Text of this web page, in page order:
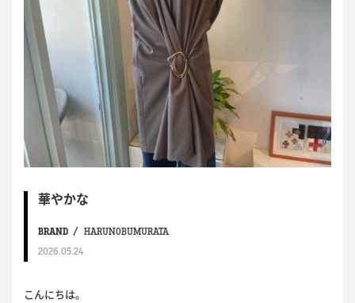
華やかな
BRAND
HARUNOBUMURATA
2026.05.24
こんにちは。